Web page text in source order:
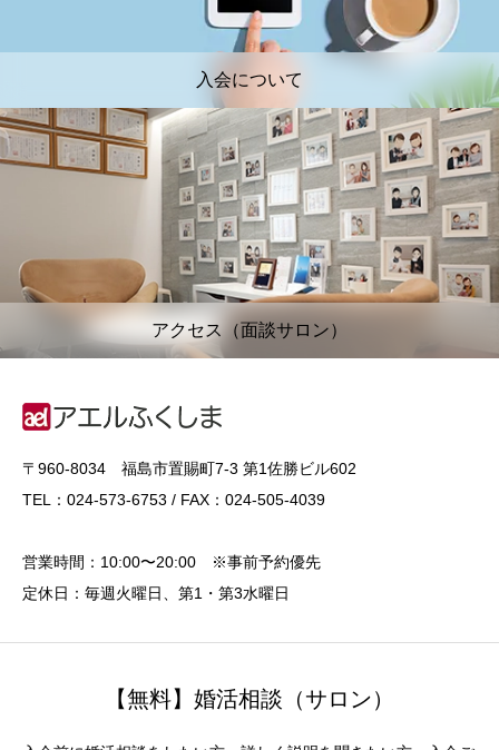
入会について
アクセス（面談サロン）
〒960-8034 福島市置賜町7-3 第1佐勝ビル602
TEL：024-573-6753 / FAX：024-505-4039
営業時間：10:00〜20:00 ※事前予約優先
定休日：毎週火曜日、第1・第3水曜日
【無料】婚活相談（サロン）